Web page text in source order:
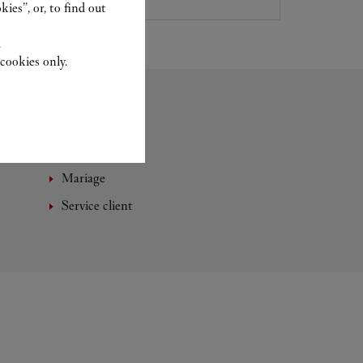
Mariage
Service client
or, to find out
only.